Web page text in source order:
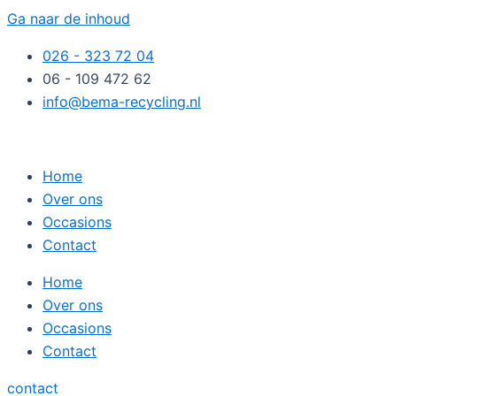
Ga naar de inhoud
026 - 323 72 04
06 - 109 472 62
info@bema-recycling.nl
Home
Over ons
Occasions
Contact
Home
Over ons
Occasions
Contact
contact